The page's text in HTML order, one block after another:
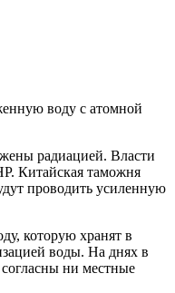
воду с атомной
радиацией. Власти
Китайская таможня
проводить усиленную
которую хранят в
воды. На днях в
ни местные